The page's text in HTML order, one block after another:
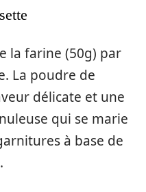
la farine (50g) par
La poudre de
délicate et une
qui se marie
à base de